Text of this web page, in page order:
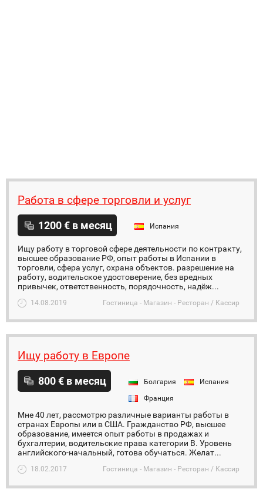
Работа в сфере торговли и услуг
1200 € в месяц Испания
Ищу работу в торговой сфере деятельности по контракту,
высшее образование РФ, опыт работы в Испании в
торговли, сфера услуг, охрана объектов. разрешение на
работу, водительское удостоверение, без вредных
привычек, ответственность, порядочность, надёж...
14.08.2019 Гостиница - Магазин - Ресторан / Кассир
Ищу работу в Европе
800 € в месяц Болгария
Испания
Франция
Мне 40 лет, рассмотрю различные варианты работы в
странах Европы или в США. Гражданство РФ, высшее
образование, имеется опыт работы в продажах и
бухгалтерии, водительские права категории В. Уровень
английского-начальный, готова обучаться. Желат...
18.02.2017 Гостиница - Магазин - Ресторан / Кассир